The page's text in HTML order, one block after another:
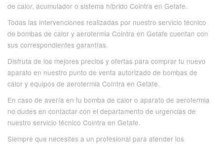
de calor, acumulador o sistema híbrido Cointra en Getafe.
Todas las intervenciones realizadas por nuestro servicio técnico
de bombas de calor y aerotermia Cointra en Getafe cuentan con
sus correspondientes garantías.
Disfruta de los mejores precios y ofertas para comprar tu nuevo
aparato en nuestro punto de venta autorizado de bombas de
calor y equipos de aerotermia Cointra en Getafe.
En caso de avería en tu bomba de calor o aparato de aerotermia
no dudes en contactar con el departamento de urgencias de
nuestro servicio técnico Cointra en Getafe.
Siempre que necesites a un profesional para atender los